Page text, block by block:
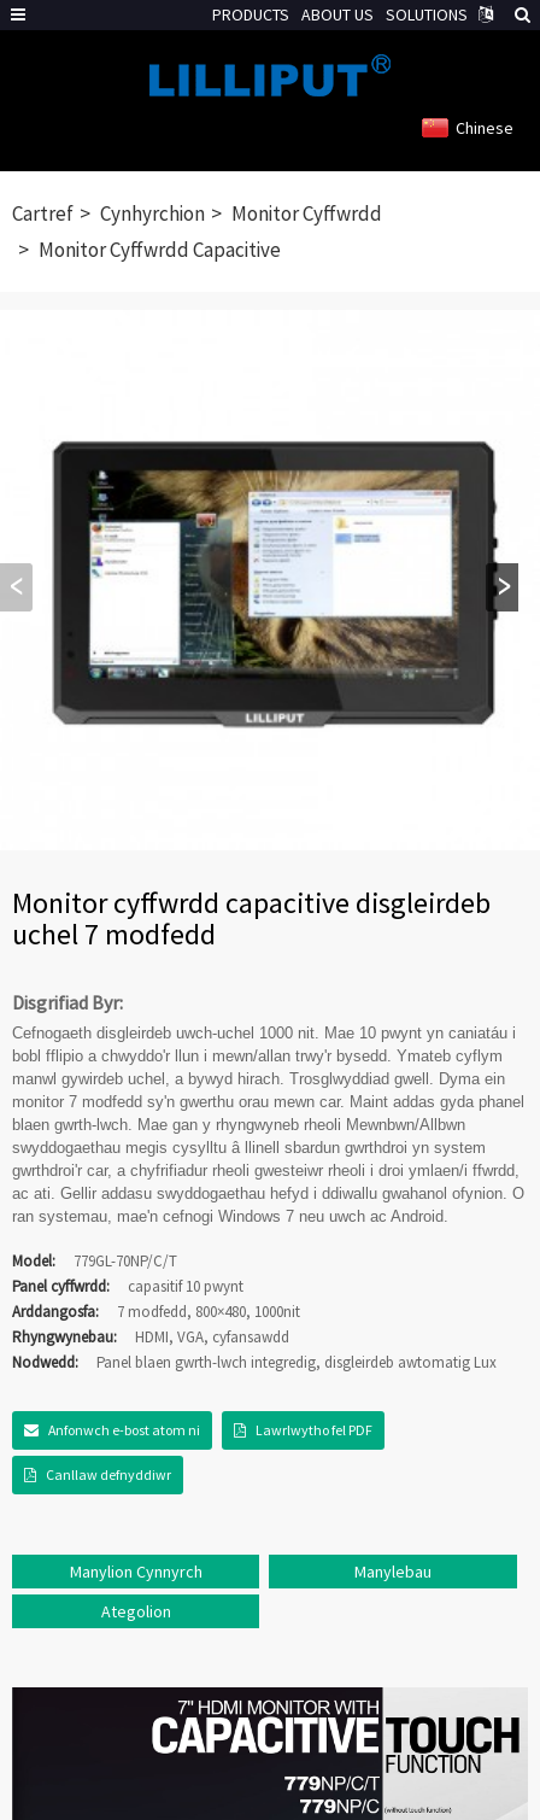
Chinese
Cartref Cynhyrchion
Monitor Cyffwrdd
Monitor Cyffwrdd Capacitive
Monitor cyffwrdd capacitive disgleirdeb
uchel 7 modfedd
Disgrifiad Byr:
Cefnogaeth disgleirdeb uwch-uchel 1000 nit. Mae 10 pwynt yn caniatáu i
bobl fflipio a chwyddo'r llun i mewn/allan trwy'r bysedd. Ymateb cyflym
manwl gywirdeb uchel, a bywyd hirach. Trosglwyddiad gwell. Dyma ein
monitor 7 modfedd sy'n gwerthu orau mewn car. Maint addas gyda phanel
blaen gwrth-lwch. Mae gan y rhyngwyneb rheoli Mewnbwn/Allbwn
swyddogaethau megis cysylltu â llinell sbardun gwrthdroi yn system
gwrthdroi'r car, a chyfrifiadur rheoli gwesteiwr rheoli i droi ymlaen/i ffwrdd,
ac ati. Gellir addasu swyddogaethau hefyd i ddiwallu gwahanol ofynion. O
ran systemau, mae'n cefnogi Windows 7 neu uwch ac Android.
Model:
779GL-70NP/C/T
Panel cyffwrdd:
capasitif 10 pwynt
Arddangosfa:
7 modfedd, 800×480, 1000nit
Rhyngwynebau:
HDMI, VGA, cyfansawdd
Nodwedd:
Panel blaen gwrth-lwch integredig, disgleirdeb awtomatig Lux
Anfonwch e-bost atom ni Lawrlwytho fel PDF
Canllaw defnyddiwr
Manylion Cynnyrch
Manylebau
Ategolion
PRODUCTS ABOUT US SOLUTIONS